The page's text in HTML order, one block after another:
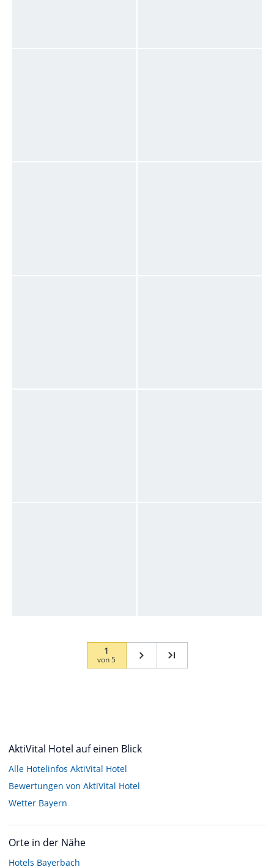
1
von5
AktiVital Hotel auf einen Blick
Alle Hotelinfos AktiVital Hotel
Bewertungen von AktiVital Hotel
Wetter Bayern
Orte in der Nähe
Hotels Bayerbach